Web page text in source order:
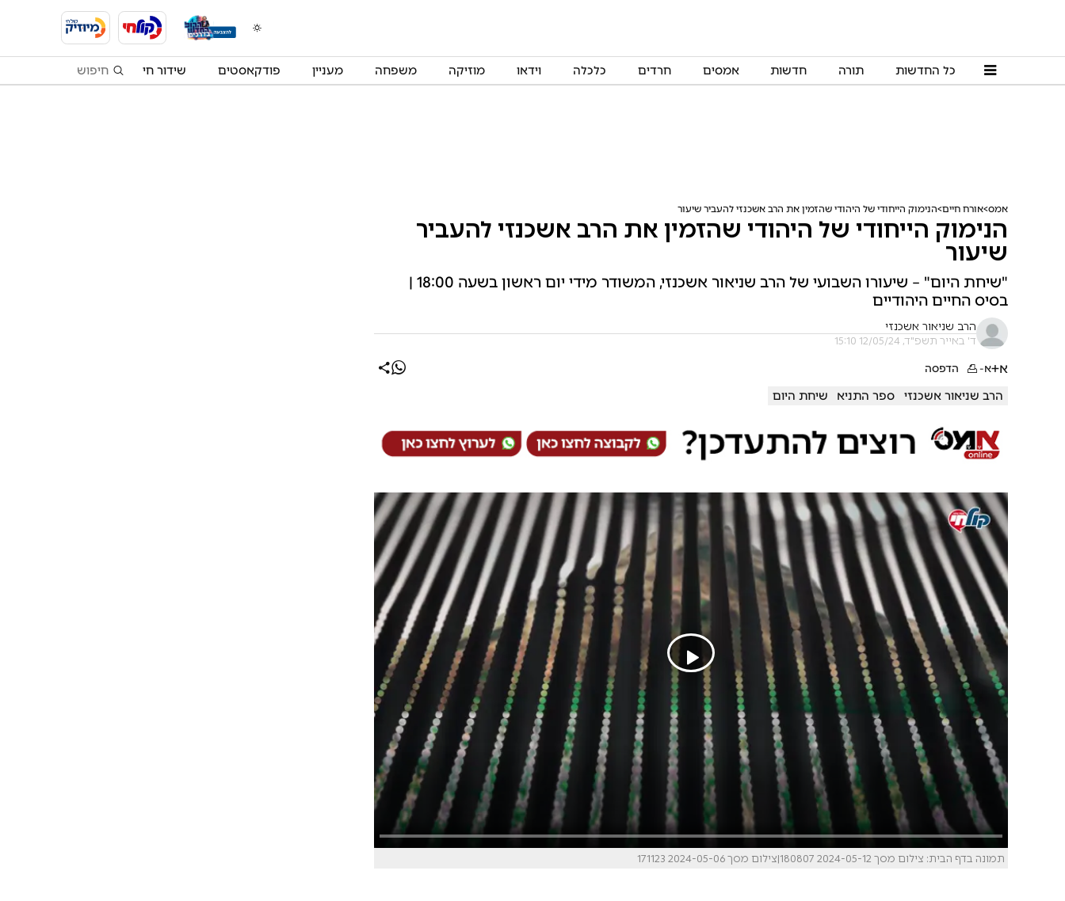
כל החדשות תורה חדשות אמסים חרדים כלכלה וידאו מוזיקה משפחה מעניין פודקאסטים שידור חי
אמס אורח חיים הנימוק הייחודי של היהודי שהזמין את הרב אשכנזי להעביר שיעור
הנימוק הייחודי של היהודי שהזמין את הרב אשכנזי להעביר
שיעור
"שיחת היום" – שיעורו השבועי של הרב שניאור אשכנזי, המשודר מידי יום ראשון בשעה 18:00 |
בסיס החיים היהודיים
הרב שניאור אשכנזי
ד' באייר תשפ"ד, 12/05/24 15:10
א+א- הדפסה
הרב שניאור אשכנזי ספר התניא שיחת היום
תמונה בדף הבית: צילום מסך 2024-05-12 180807|צילום מסך 2024-05-06 171123